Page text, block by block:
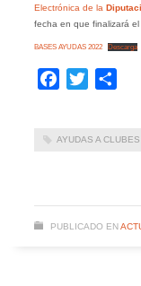
Electrónica de la
fecha en que finalizará el
BASES AYUDAS 2022 Descarga
Facebook
Twitter
AYUDAS A CLUBES
PUBLICADO EN